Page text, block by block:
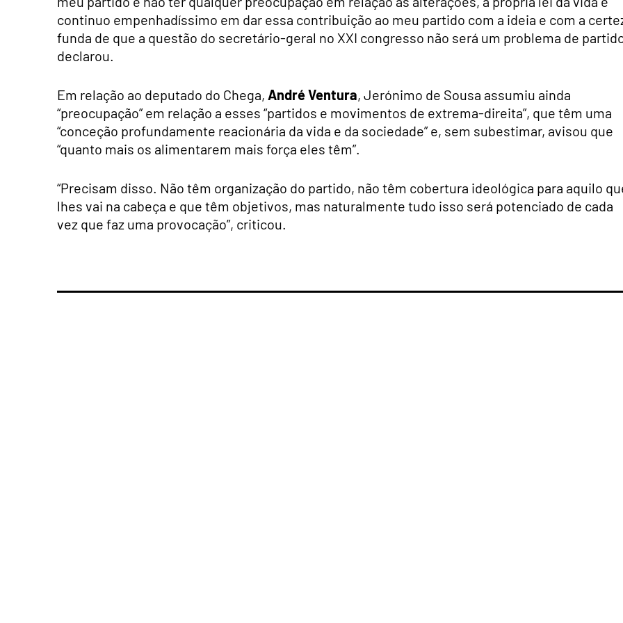
continuo empenhadíssimo em dar essa contribuição ao meu partido com a ideia e com a
funda de que a questão do secretário-geral no XXI congresso não será um problema de
declarou.
Em relação ao deputado do Chega, André Ventura, Jerónimo de Sousa assumiu ainda
“preocupação” em relação a esses “partidos e movimentos de extrema-direita”, que têm uma
“conceção profundamente reacionária da vida e da sociedade” e, sem subestimar, avisou que
“quanto mais os alimentarem mais força eles têm”.
“Precisam disso. Não têm organização do partido, não têm cobertura ideológica para aquilo
lhes vai na cabeça e que têm objetivos, mas naturalmente tudo isso será potenciado de cada
vez que faz uma provocação”, criticou.